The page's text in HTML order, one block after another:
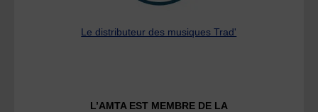
Le distributeur des musiques Trad'
L’AMTA EST MEMBRE DE LA